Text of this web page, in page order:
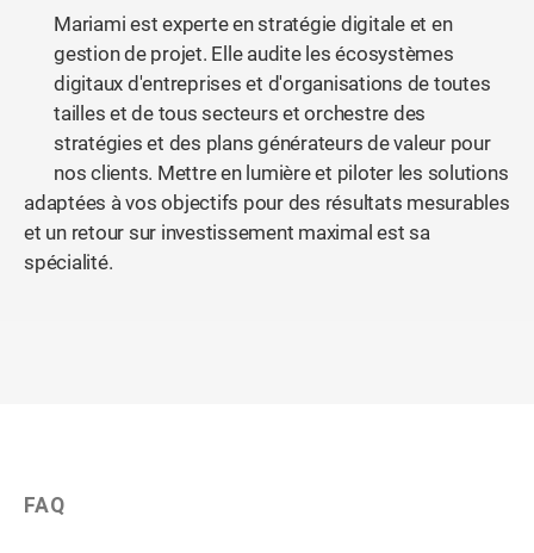
Mariami est experte en stratégie digitale et en
gestion de projet. Elle audite les écosystèmes
digitaux d'entreprises et d'organisations de toutes
tailles et de tous secteurs et orchestre des
stratégies et des plans générateurs de valeur pour
nos clients. Mettre en lumière et piloter les solutions
adaptées à vos objectifs pour des résultats mesurables
et un retour sur investissement maximal est sa
spécialité.
FAQ